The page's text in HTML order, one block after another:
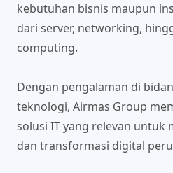
kebutuhan bisnis maupun
dari server, networking,
computing.
Dengan pengalaman di
teknologi, Airmas Group
solusi IT yang relevan untuk
dan transformasi digital